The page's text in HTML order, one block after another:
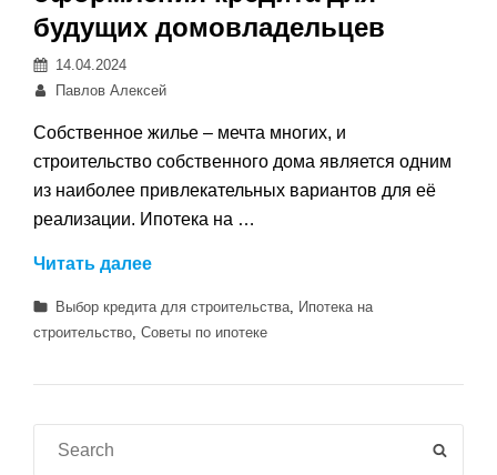
будущих домовладельцев
Posted
on
14.04.2024
Автор:
Павлов Алексей
Собственное жилье – мечта многих, и
строительство собственного дома является одним
из наиболее привлекательных вариантов для её
реализации. Ипотека на …
Читать далееИпотека
строительство
Категории
Выбор кредита для строительства
Ипотека на
строительство Советы по ипотеке